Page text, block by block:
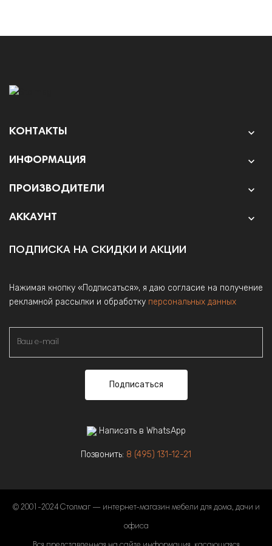
КОНТАКТЫ 
ИНФОРМАЦИЯ 
ПРОИЗВОДИТЕЛИ 
АККАУНТ 
ПОДПИСКА НА СКИДКИ И АКЦИИ
Нажимая кнопку «Подписаться», я даю согласие на получение
рекламной рассылки и обработку персональных данных
Подписаться
Написать в WhatsApp
Позвонить: 8 (495) 131-12-21
© 2001-2024 Столмаг — интернет-магазин мебели для дома, дачи и
офиса